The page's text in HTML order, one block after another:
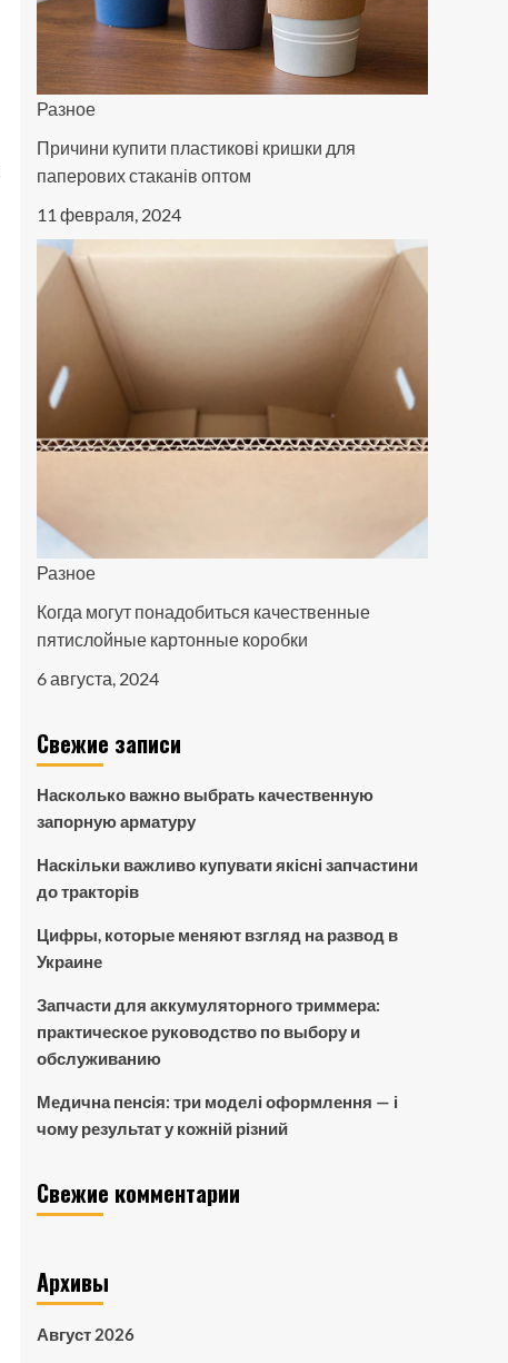
Разное
Причини купити пластикові кришки для
паперових стаканів оптом
11 февраля, 2024
Разное
Когда могут понадобиться качественные
пятислойные картонные коробки
6 августа, 2024
Свежие записи
Насколько важно выбрать качественную
запорную арматуру
Наскільки важливо купувати якісні запчастини
до тракторів
Цифры, которые меняют взгляд на развод в
Украине
Запчасти для аккумуляторного триммера:
практическое руководство по выбору и
обслуживанию
Медична пенсія: три моделі оформлення — і
чому результат у кожній різний
Свежие комментарии
Архивы
Август 2026